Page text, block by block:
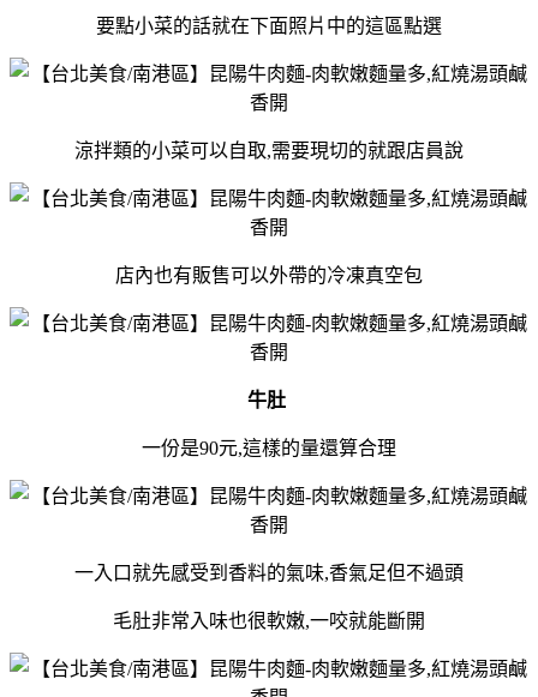
要點小菜的話就在下面照片中的這區點選
涼拌類的小菜可以自取,需要現切的就跟店員說
店內也有販售可以外帶的冷凍真空包
牛肚
一份是90元,這樣的量還算合理
一入口就先感受到香料的氣味,香氣足但不過頭
毛肚非常入味也很軟嫩,一咬就能斷開